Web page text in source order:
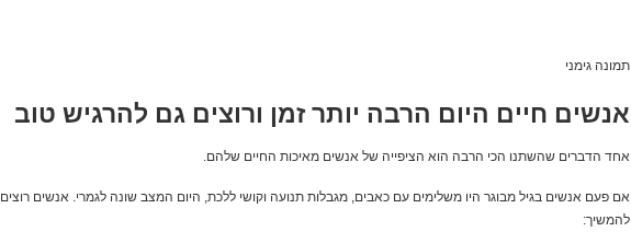
תמונה גימני
אנשים חיים היום הרבה יותר זמן ורוצים גם להרגיש טוב
אחד הדברים שהשתנו הכי הרבה הוא הציפייה של אנשים מאיכות החיים שלהם.
אם פעם אנשים בגיל מבוגר היו משלימים עם כאבים, מגבלות תנועה וקושי ללכת, היום המצב שונה לגמרי. אנשים רוצים
להמשיך: